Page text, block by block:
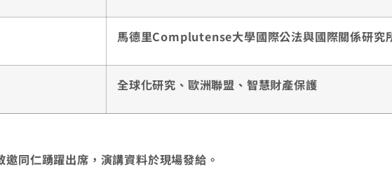
馬德里Complutense大學國際公法與國際關係研究
全球化研究、歐洲聯盟、智慧財產保護
邀同仁踴躍出席，演講資料於現場發給。